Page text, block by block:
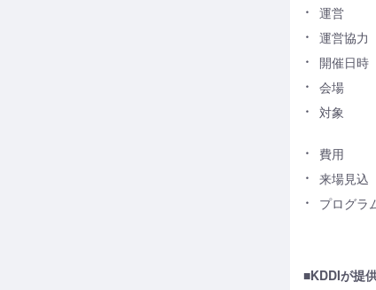
運営
運営協力
開催日時
会場
対象
費用
来場見込
プログラ
■KDDIが提